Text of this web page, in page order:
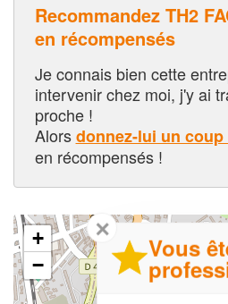
Recommandez TH2
en récompensés
Je connais bien cette
intervenir chez moi, j'y ai
proche !
Alorsdonnez-lui un coup
en récompensés !
+
−
✕
Vous